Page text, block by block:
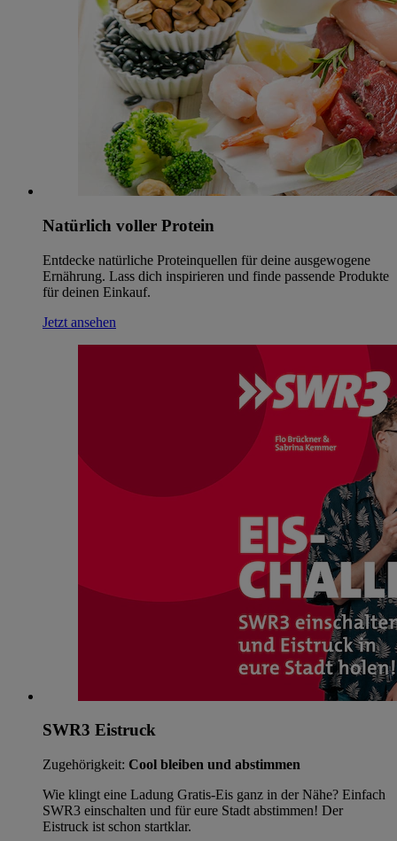
Natürlich voller Protein
Entdecke natürliche Proteinquellen für deine ausgewogene
Ernährung. Lass dich inspirieren und finde passende Produkte
für deinen Einkauf.
Jetzt ansehen
SWR3 Eistruck
Zugehörigkeit: Cool bleiben und abstimmen
Wie klingt eine Ladung Gratis-Eis ganz in der Nähe? Einfach
SWR3 einschalten und für eure Stadt abstimmen! Der
Eistruck ist schon startklar.